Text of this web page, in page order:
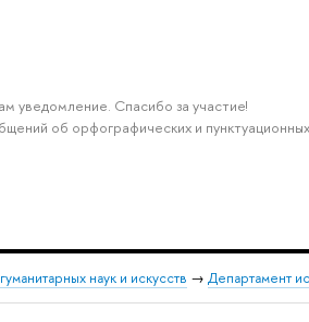
уведомление. Спасибо за участие!
об орфографических и
наук и искусств → Департамент